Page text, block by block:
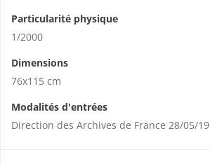
Particularité physique
1/2000
Dimensions
76x115 cm
Modalités d'entrées
Direction des Archives de France 28/05/